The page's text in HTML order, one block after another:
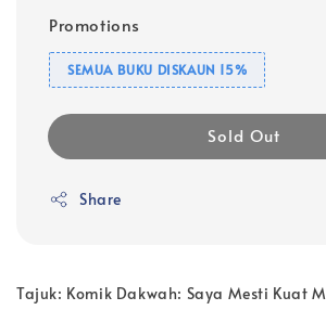
Promotions
SEMUA BUKU DISKAUN 15%
Sold Out
Share
Tajuk: Komik Dakwah: Saya Mesti Kuat